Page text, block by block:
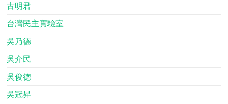
古明君
台灣民主實驗室
吳乃德
吳介民
吳俊德
吳冠昇